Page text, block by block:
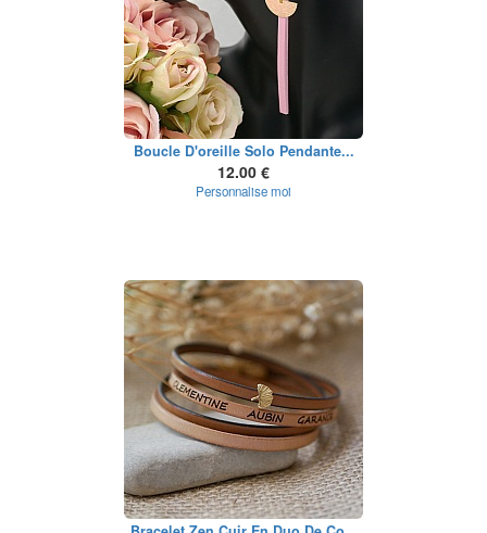
Boucle D'oreille Solo Pendante...
12.00 €
Personnalise moi